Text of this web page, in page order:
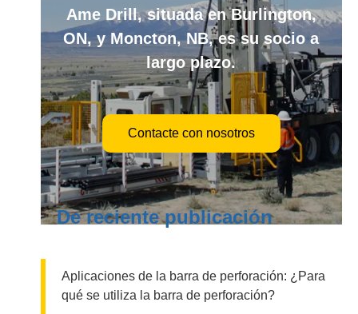
Ame Drill, situada en Burlington,
ON, y Moncton, NB, es su socio a
largo plazo.
Contacte con nosotros
De reciente publicación
Aplicaciones de la barra de perforación: ¿Para
qué se utiliza la barra de perforación?